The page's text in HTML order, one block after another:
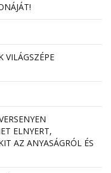
VILÁGSZÉPE
ELNYERT,
AZ ANYASÁGRÓL ÉS